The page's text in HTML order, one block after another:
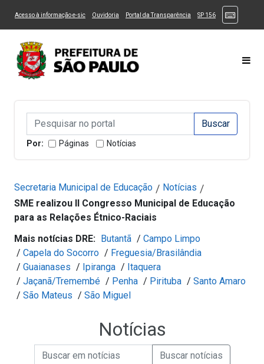
Ir ao Conteúdo Ir para menu principal Ir para busca 3
Alternar Alto Contraste
Acesso à informação e-sic(Link para um novo sítio)
Ouvidoria (Link para um novo sítio)
Portal da Transparência (Link para um novo sítio)
SP 156(Link para um
Campo de Busca de informações
Campo de Busca de informações Enviar a Busca
Por: Páginas Notícias
Secretaria Municipal de Educação / Notícias /
SME realizou II Congresso Municipal de Educação
para as Relações Étnico-Raciais
Mais notícias DRE: Butantã / Campo Limpo
/ Capela do Socorro / Freguesia/Brasilândia
/ Guaianases / Ipiranga / Itaquera
/ Jaçanã/Tremembé / Penha / Pirituba / Santo Amaro
/ São Mateus / São Miguel
Notícias
Campo de Busca de Notícias
Campo de Busca de informaçõesEnviar a Busca de Notícias